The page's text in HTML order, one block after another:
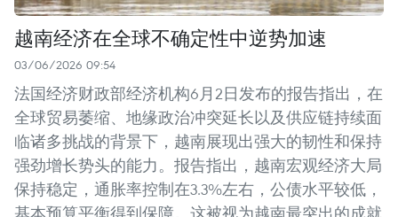
越南经济在全球不确定性中逆势加速
03/06/2026 09:54
法国经济财政部经济机构6月2日发布的报告指出，在
全球贸易萎缩、地缘政治冲突延长以及供应链持续面
临诸多挑战的背景下，越南展现出强大的韧性和保持
强劲增长势头的能力。报告指出，越南宏观经济大局
保持稳定，通胀率控制在3.3%左右，公债水平较低，